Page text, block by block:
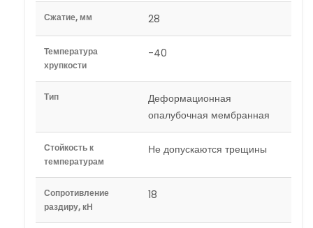
Сжатие, мм 28
Температура
хрупкости
-40
Тип
Деформационная
опалубочная мембранная
Стойкость к
температурам
Не допускаются трещины
Сопротивление
раздиру, кН
18